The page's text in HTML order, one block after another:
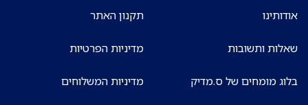
אודותינו
שאלות ותשובות
בלוג מומחים של ס.מדיק
תקנון האתר
מדיניות הפרטיות
מדיניות המשלוחים